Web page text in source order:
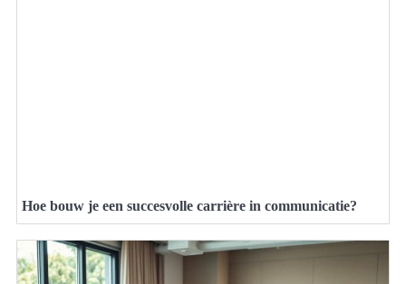
Hoe bouw je een succesvolle carrière in communicatie?